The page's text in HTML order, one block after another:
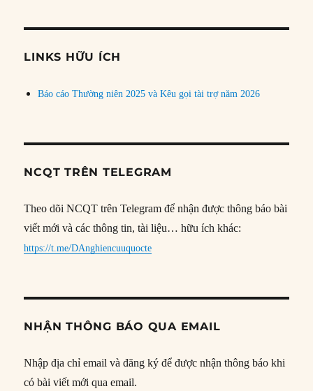
đề
LINKS HỮU ÍCH
Báo cáo Thường niên 2025 và Kêu gọi tài trợ năm 2026
NCQT TRÊN TELEGRAM
Theo dõi NCQT trên Telegram để nhận được thông báo bài
viết mới và các thông tin, tài liệu… hữu ích khác:
https://t.me/DAnghiencuuquocte
NHẬN THÔNG BÁO QUA EMAIL
Nhập địa chỉ email và đăng ký để được nhận thông báo khi
có bài viết mới qua email.